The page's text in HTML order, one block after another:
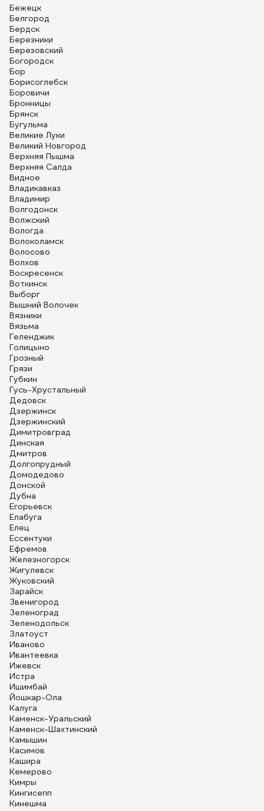
Бежецк
Белгород
Бердск
Березники
Березовский
Богородск
Бор
Борисоглебск
Боровичи
Бронницы
Брянск
Бугульма
Великие Луки
Великий Новгород
Верхняя Пышма
Верхняя Салда
Видное
Владикавказ
Владимир
Волгодонск
Волжский
Вологда
Волоколамск
Волосово
Волхов
Воскресенск
Воткинск
Выборг
Вышний Волочек
Вязники
Вязьма
Геленджик
Голицыно
Грозный
Грязи
Губкин
Гусь-Хрустальный
Дедовск
Дзержинск
Дзержинский
Димитровград
Динская
Дмитров
Долгопрудный
Домодедово
Донской
Дубна
Егорьевск
Елабуга
Елец
Ессентуки
Ефремов
Железногорск
Жигулевск
Жуковский
Зарайск
Звенигород
Зеленоград
Зеленодольск
Златоуст
Иваново
Ивантеевка
Ижевск
Истра
Ишимбай
Йошкар-Ола
Калуга
Каменск-Уральский
Каменск-Шахтинский
Камышин
Касимов
Кашира
Кемерово
Кимры
Кингисепп
Кинешма